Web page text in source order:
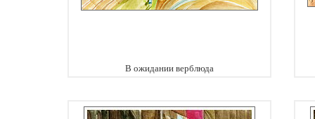
В ожидании верблюда